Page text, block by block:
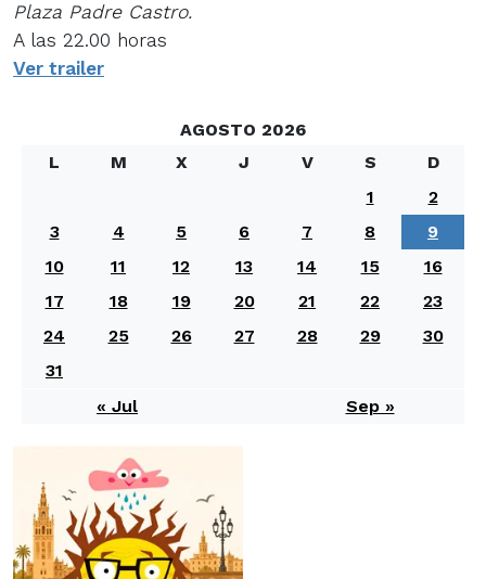
Plaza Padre Castro.
A las 22.00 horas
Ver trailer
AGOSTO 2026
L
M X J V S
D
1
2
3
4 5 6 7 8
9
10
11 12 13 14 15
16
17
18 19 20 21 22
23
24
25 26 27 28 29
30
31
« Jul
Sep »